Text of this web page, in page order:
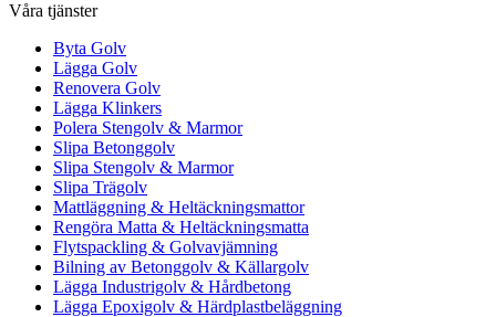
Våra tjänster
Byta Golv
Lägga Golv
Renovera Golv
Lägga Klinkers
Polera Stengolv & Marmor
Slipa Betonggolv
Slipa Stengolv & Marmor
Slipa Trägolv
Mattläggning & Heltäckningsmattor
Rengöra Matta & Heltäckningsmatta
Flytspackling & Golvavjämning
Bilning av Betonggolv & Källargolv
Lägga Industrigolv & Hårdbetong
Lägga Epoxigolv & Härdplastbeläggning